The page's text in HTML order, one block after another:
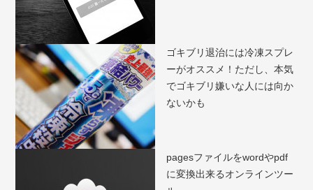
ゴキブリ退治には冷凍スプレ
ーがオススメ！ただし、本気
でゴキブリ嫌いな人には向か
ないかも
pagesファイルをwordやpdf
に変換出来るオンラインツー